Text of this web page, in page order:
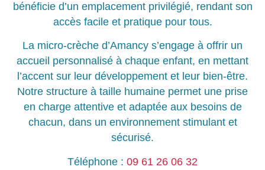
bénéficie d’un emplacement privilégié, rendant son
accès facile et pratique pour tous.
La micro-crèche d’Amancy s’engage à offrir un
accueil personnalisé à chaque enfant, en mettant
l’accent sur leur développement et leur bien-être.
Notre structure à taille humaine permet une prise
en charge attentive et adaptée aux besoins de
chacun, dans un environnement stimulant et
sécurisé.
Téléphone : 09 61 26 06 32